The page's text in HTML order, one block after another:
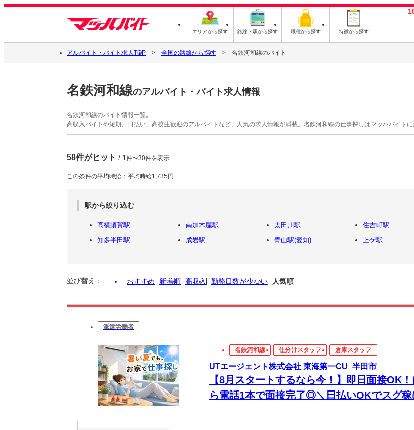
エリアから探す 路線・駅から探す 職種から探す 特徴から探す
アルバイト・バイト求人TOP 全国の路線から探す 名鉄河和線のバイト
名鉄河和線のアルバイト・バイト求人情報
名鉄河和線のバイト情報一覧。
高収入バイトや短期、日払い、高校生歓迎のアルバイトなど、人気の求人情報が満載。名鉄河和線の仕事探しはマッハバイトに
58件がヒット / 1件〜30件を表示
この条件の平均時給：平均時給1,735円
駅から絞り込む
高横須賀駅 南加木屋駅 太田川駅
住吉町駅
知多半田駅
成岩駅 青山駅(愛知) 上ゲ駅
並び替え： おすすめ 新着順 高収入 勤務日数が少ない 人気順
派遣労働者
名鉄河和線 仕分けスタッフ 倉庫スタッフ
UTエージェント株式会社 東海第一CU_半田市
【8月スタートするなら今！】即日面接OK
ら電話1本で面接完了◎＼日払いOKでスグ稼